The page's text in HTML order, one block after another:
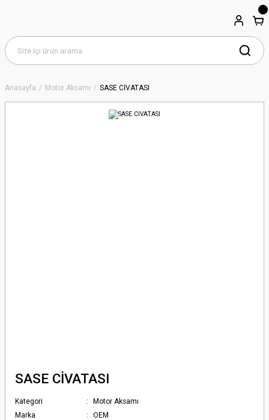
Anasayfa Motor Aksamı SASE CİVATASI
SASE CİVATASI
Kategori
Motor Aksamı
Marka
OEM